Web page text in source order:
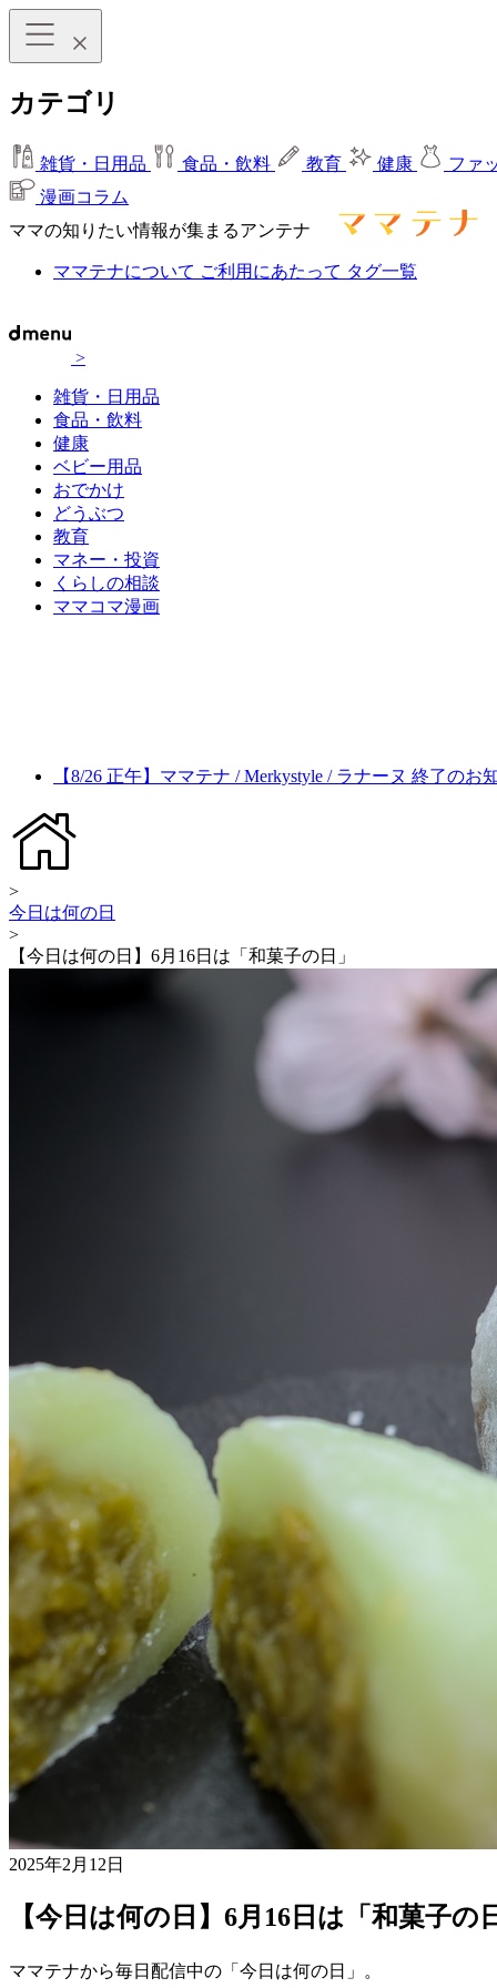
カテゴリ
雑貨・日用品 食品・飲料 教育 健康
ファ
漫画コラム
ママの知りたい情報が集まるアンテナ
ママテナについて ご利用にあたって タグ一覧
>
雑貨・日用品
食品・飲料
健康
ベビー用品
おでかけ
どうぶつ
教育
マネー・投資
くらしの相談
ママコマ漫画
【8/26 正午】ママテナ / Merkystyle / ラナーヌ 終了のお
>
今日は何の日
>
【今日は何の日】6月16日は「和菓子の日」
2025年2月12日
【今日は何の日】6月16日は「和菓子の
ママテナから毎日配信中の「今日は何の日」。